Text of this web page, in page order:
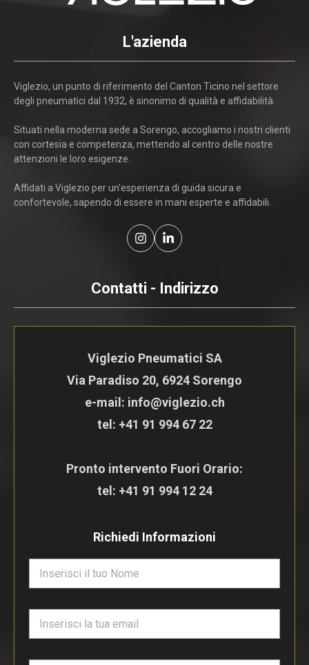
L'azienda
Viglezio, un punto di riferimento del Canton Ticino nel settore
degli pneumatici dal 1932, è sinonimo di qualità e affidabilità.
Situati nella moderna sede a Sorengo, accogliamo i nostri clienti
con cortesia e competenza, mettendo al centro delle nostre
attenzioni le loro esigenze.
Affidati a Viglezio per un'esperienza di guida sicura e
confortevole, sapendo di essere in mani esperte e affidabili.
Contatti - Indirizzo
Viglezio Pneumatici SA
Via Paradiso 20, 6924 Sorengo
e-mail: info@viglezio.ch
tel: +41 91 994 67 22
Pronto intervento Fuori Orario:
tel: +41 91 994 12 24
Richiedi Informazioni
m
a